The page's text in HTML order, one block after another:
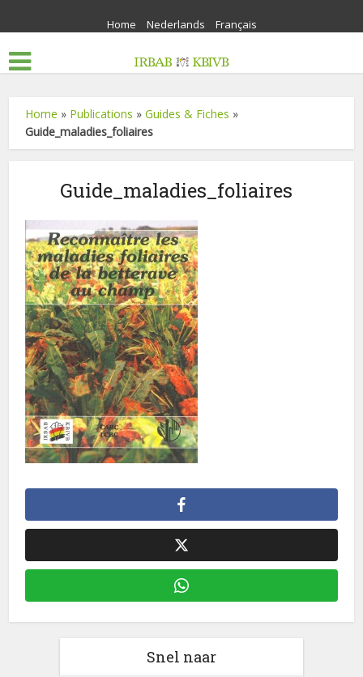
Home Nederlands Français
Home » Publications »Guides & Fiches »
Guide_maladies_foliaires
Guide_maladies_foliaires
Snel naar